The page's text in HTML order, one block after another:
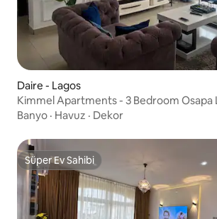
Daire - Lagos
Kimmel Apartments - 3 Bedroom Osapa
Banyo · Havuz · Dekor
Süper Ev Sahibi
Süper Ev Sahibi